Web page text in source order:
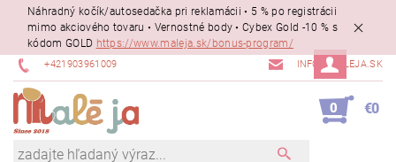
Náhradný kočík/autosedačka pri reklamácii • 5 % po registrácii
mimo akciového tovaru • Vernostné body • Cybex Gold -10 % s
kódom GOLD https://www.maleja.sk/bonus-program/
+421903961009 INFO@MALEJA.SK
0 €0